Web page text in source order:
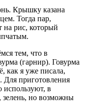
Крышку казана
Тогда пар,
на рис, который
тем, что в
(гарнир). Говурма
как я уже писала,
Для приготовления
используют, в
зелень, но возможны